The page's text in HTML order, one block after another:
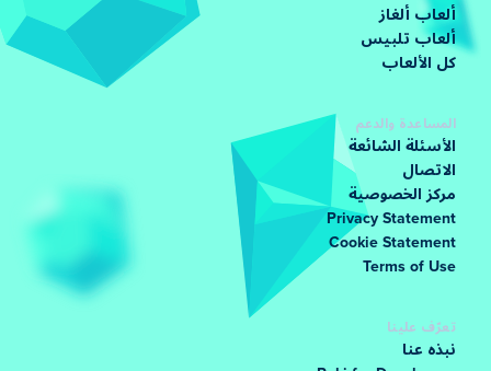
ألعاب ألغاز
ألعاب تلبيس
كل الألعاب
المساعدة والدعم
الأسئلة الشائعة
الاتصال
مركز الخصوصية
Privacy Statement
Cookie Statement
Terms of Use
تعرّف علينا
نبذه عنا